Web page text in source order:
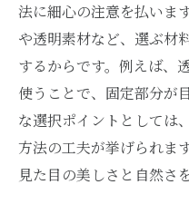
法に細心の注意を払いま
や透明素材など、選ぶ材
するからです。例えば、
使うことで、固定部分が
な選択ポイントとしては
方法の工夫が挙げられま
見た目の美しさと自然さ